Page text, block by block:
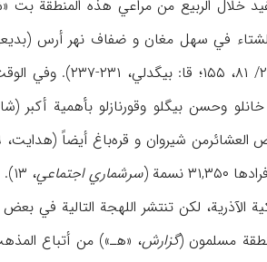
(مشکور، نظري‌به،
سرشماري اجتماعي، ۱۳).
الآذریة، لکن تنتشر اللهجة التالیة
گزارش